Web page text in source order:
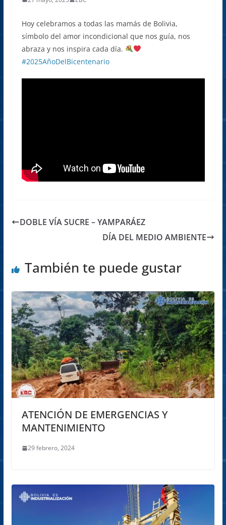
Hoy celebramos a todas las mamás de Bolivia,
símbolo del amor incondicional que nos guía, nos
abraza y nos inspira cada día.
#2025AñoDelBicentenario
DOBLE VÍA SUCRE – YAMPARÁEZ
DÍA DEL MEDIO AMBIENTE
También te puede gustar
ATENCIÓN DE EMERGENCIAS Y
MANTENIMIENTO
29 febrero, 2024